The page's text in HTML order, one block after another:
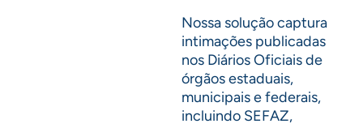
Nossa solução captura
intimações publicadas
nos Diários Oficiais de
órgãos estaduais,
municipais e federais,
incluindo SEFAZ,